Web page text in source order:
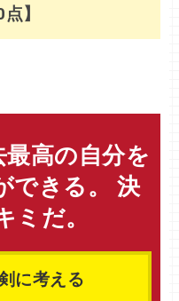
】
高の自分を
できる。 決
ミだ。
に考える